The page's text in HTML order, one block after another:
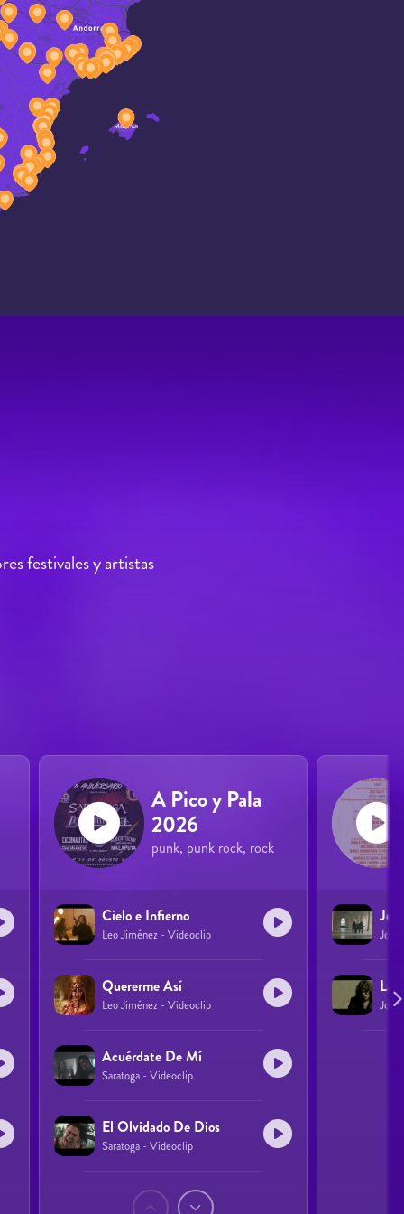
festivales y artistas
A Pico y Pala
2026
punk, punk rock, rock
Cielo e Infierno
Leo Jiménez - Videoclip
Quererme Así
Leo Jiménez - Videoclip
Acuérdate De Mí
Saratoga - Videoclip
El Olvidado De Dios
Saratoga - Videoclip
La